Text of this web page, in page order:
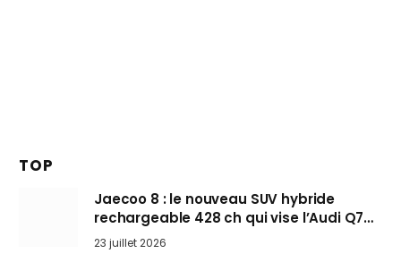
TOP
Jaecoo 8 : le nouveau SUV hybride
rechargeable 428 ch qui vise l’Audi Q7
arrive en Europe cet automne
23 juillet 2026